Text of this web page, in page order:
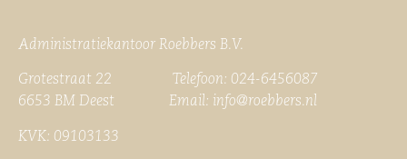
Administratiekantoor Roebbers B.V.
Grotestraat 22 Telefoon: 024-6456087
6653 BM Deest Email: info@roebbers.nl
KVK: 09103133